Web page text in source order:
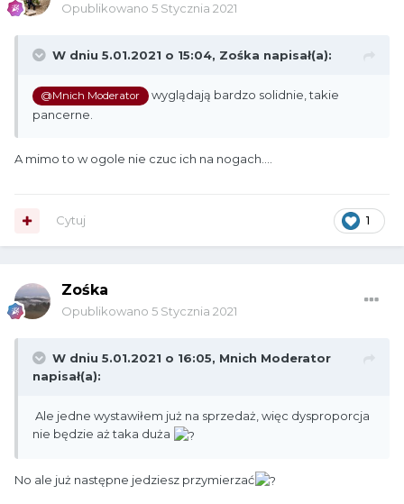
Opublikowano 5 Stycznia 2021
W dniu 5.01.2021 o 15:04, Zośka napisał(a):
@Mnich Moderator
wyglądają bardzo solidnie, takie
pancerne.
A mimo to w ogole nie czuc ich na nogach....
1
Cytuj
Zośka
Opublikowano 5 Stycznia 2021
W dniu 5.01.2021 o 16:05, Mnich Moderator
napisał(a):
Ale jedne wystawiłem już na sprzedaż, więc dysproporcja
nie będzie aż taka duża
No ale już następne jedziesz przymierzać